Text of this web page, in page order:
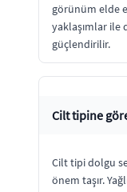
görünüm elde
yaklaşımlar ile
güçlendirilir.
Cilt tipine
Cilt tipi dolgu
önem taşır.